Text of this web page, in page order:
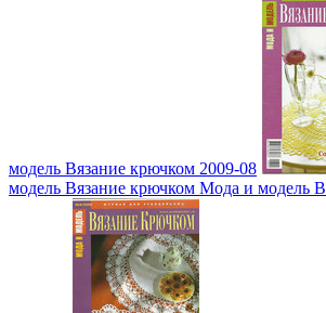
модель Вязание крючком 2009-08
модель Вязание крючком Мода и модель